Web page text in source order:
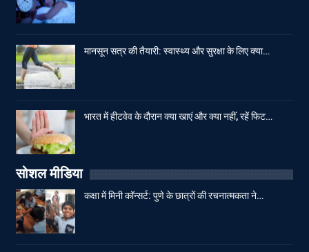
मानसून सत्र की तैयारी: स्वास्थ्य और सुरक्षा के लिए क्या…
भारत में हीटवेव के दौरान क्या खाएं और क्या नहीं, रहें फिट…
सोशल मीडिया
कक्षा में मिनी कॉन्सर्ट: पुणे के छात्रों की रचनात्मकता ने…